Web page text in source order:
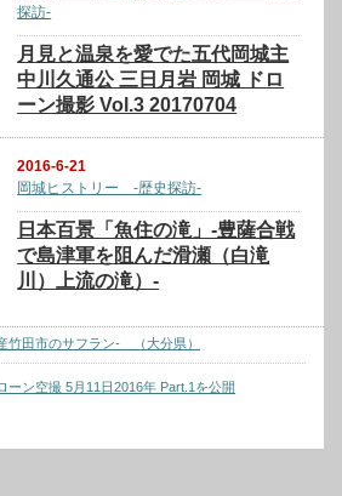
探訪-
月見と温泉を愛でた五代岡城主
中川久通公 三日月岩 岡城 ドロ
ーン撮影 Vol.3 20170704
2016-6-21
岡城ヒストリー -歴史探訪-
日本百景「魚住の滝」-豊薩合戦
で島津軍を阻んだ滑瀬（白滝
川）上流の滝）-
田市のサフラン- （大分県）
ーン空撮 5月11日2016年 Part.1を公開